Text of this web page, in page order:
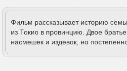
Фильм рассказывает историю
из Токио в провинцию. Двое
насмешек и издевок, но